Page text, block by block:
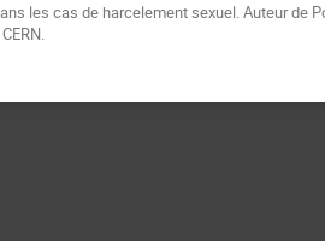
les cas de harcelement sexuel. Auteur de